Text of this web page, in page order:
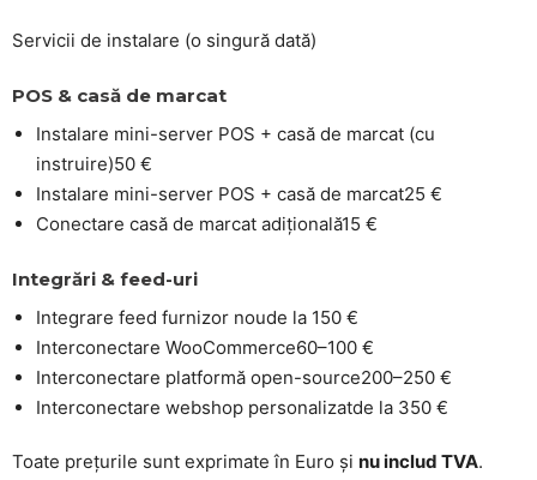
Servicii de instalare (o singură dată)
POS & casă de marcat
Instalare mini-server POS + casă de marcat (cu
instruire)50 €
Instalare mini-server POS + casă de marcat25 €
Conectare casă de marcat adițională15 €
Integrări & feed-uri
Integrare feed furnizor noude la 150 €
Interconectare WooCommerce60–100 €
Interconectare platformă open-source200–250 €
Interconectare webshop personalizatde la 350 €
Toate prețurile sunt exprimate în Euro și nu includ TVA.